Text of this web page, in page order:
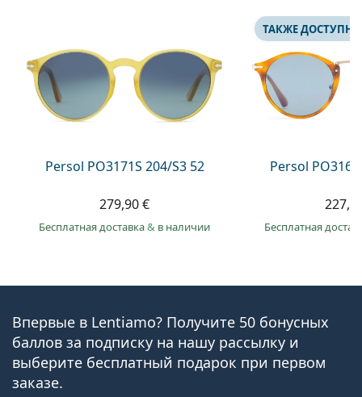
Persol PO3171S 204/S3 52
279,90 €
Бесплатная доставка& в наличии
Persol
ТАКЖЕ
Бесплатная
Впервые в Lentiamo? Получите 50 бонусных
баллов за подписку на нашу рассылку и
выберите бесплатный подарок при первом
заказе.